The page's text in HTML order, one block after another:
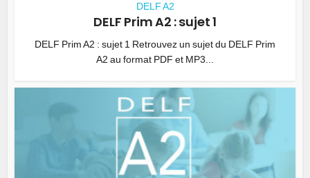
DELF A2
DELF Prim A2 : sujet 1
DELF Prim A2 : sujet 1 Retrouvez un sujet du DELF Prim
A2 au format PDF et MP3...